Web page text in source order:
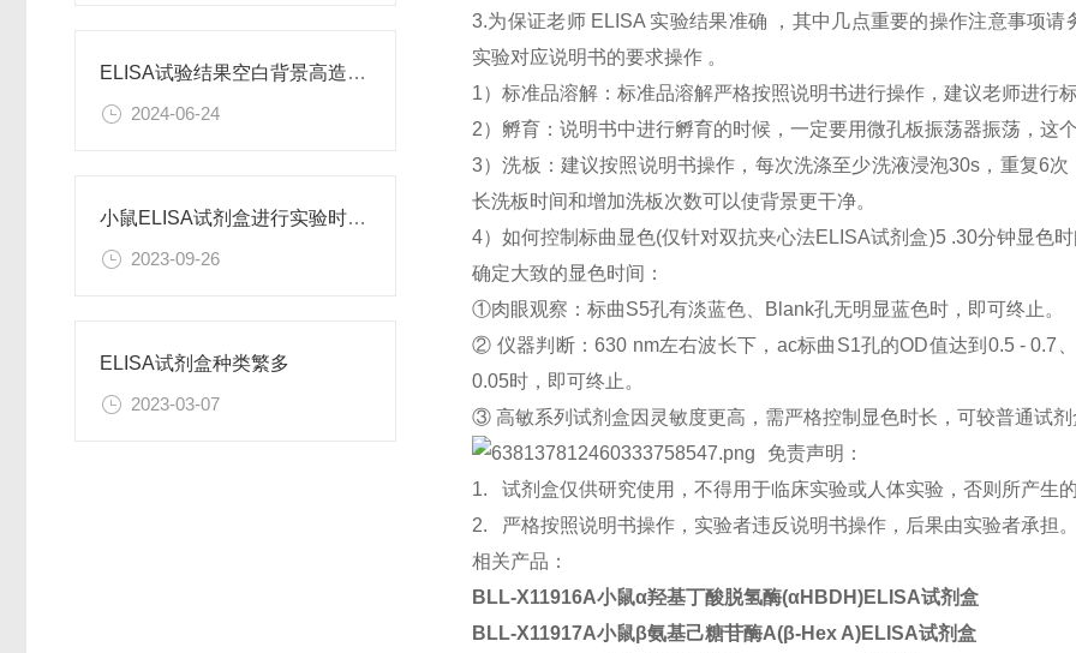
ELISA试验结果空白背景高造成原因
2024-06-24
小鼠ELISA试剂盒进行实验时需要注意什么呢？
2023-09-26
ELISA试剂盒种类繁多
2023-03-07
3.为保证老师 ELISA 实验结果准确 ，其中几点重要的操作注意事项
实验对应说明书的要求操作 。
1）标准品溶解：标准品溶解严格按照说明书进行操作，建议老师进行
2）孵育：说明书中进行孵育的时候，一定要用微孔板振荡器振荡，这
3）洗板：建议按照说明书操作，每次洗涤至少洗液浸泡30s，重复6
长洗板时间和增加洗板次数可以使背景更干净。
4）如何控制标曲显色(仅针对双抗夹心法ELISA试剂盒)5 .30分钟显色
确定大致的显色时间：
①肉眼观察：标曲S5孔有淡蓝色、Blank孔无明显蓝色时，即可终止。
② 仪器判断：630 nm左右波长下，ac标曲S1孔的OD值达到0.5 - 0.7
0.05时，即可终止。
③ 高敏系列试剂盒因灵敏度更高，需严格控制显色时长，可较普通试
免责声明：
1. 试剂盒仅供研究使用，不得用于临床实验或人体实验，否则所产生
2. 严格按照说明书操作，实验者违反说明书操作，后果由实验者承担
相关产品：
BLL-X11916A小鼠α羟基丁酸脱氢酶(αHBDH)ELISA试剂盒
BLL-X11917A小鼠β氨基己糖苷酶A(β-Hex A)ELISA试剂盒